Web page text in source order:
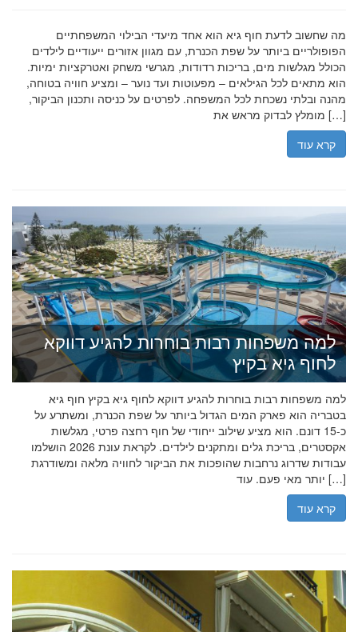
מה שחשוב לדעת חוף גיא הוא אחד מיעדי הבילוי המשפחתיים
הפופולריים ביותר על שפת הכנרת, עם מגוון אזורים ייעודיים לילדים
הכולל מגלשות מים, בריכות רדודות, מגרשי משחק ואטרקציות ימיות.
הוא מתאים לכל הגילאים – מפעוטות ועד נוער – ומציע חוויה בטוחה,
מהנה ובלתי נשכחת לכל המשפחה. לפרטים על כניסה ותכנון הביקור,
מומלץ לבדוק מראש את […]
קרא עוד
למה משפחות רבות בוחרות להגיע דווקא
לחוף גיא בקיץ
למה משפחות רבות בוחרות להגיע דווקא לחוף גיא בקיץ חוף גיא
בטבריה הוא פארק המים הגדול ביותר על שפת הכנרת, ומשתרע על
כ-15 דונם. הוא מציע שילוב ייחודי של חוף רחצה פרטי, מגלשות
אקסטרים, בריכת גלים ומתקנים לילדים. לקראת עונת 2026 הושלמו
עבודות שדרוג נרחבות שהופכות את הביקור לחוויה מלאה ומשודרגת
יותר מאי פעם. עוד […]
קרא עוד